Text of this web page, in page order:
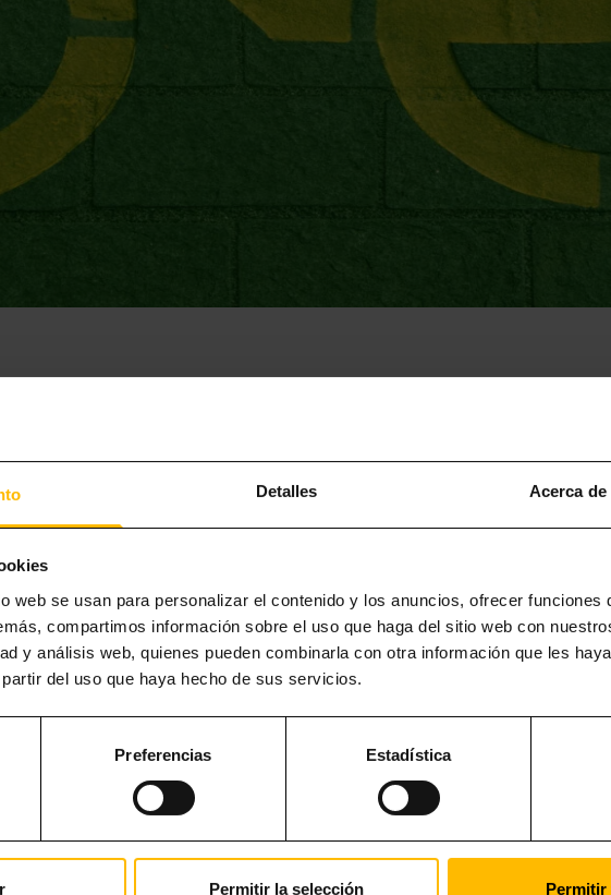
Detalles Acerca
web se usan para personalizar el contenido y los anuncios, ofrecer funciones
compartimos información sobre el uso que haga del sitio web con
y análisis web, quienes pueden combinarla con otra información que les
del uso que haya hecho de sus servicios.
Preferencias Estadística
Permitir la selección Permitir
climático y el turismo responsable, en Lugaris facilitamos algunos consejos que pueden
fin de sensibilizar respecto al consumo responsable de agua y electricidad.
conocer Barcelona con la menor emisión de CO2 posible. Además aplica las mismas
de residuos generados por la actividad, sobre todo los no biodegradables mediante la
fuera de los habituales atractivos de la ciudad, favoreciendo a la descentralización.
Bienvenida, que es una valiosa herramienta donde se comunica la filosofía de la compañía,
procesos internos, deberes, derecho y demás información confidencial.
toda la información en un gráfico simple.